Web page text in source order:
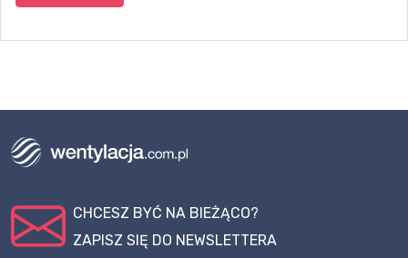
CHCESZ BYĆ NA BIEŻĄCO?
ZAPISZ SIĘ DO NEWSLETTERA